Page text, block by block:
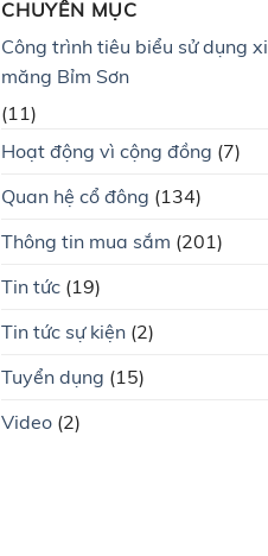
CHUYÊN MỤC
Công trình tiêu biểu sử dụng xi
măng Bỉm Sơn
(11)
Hoạt động vì cộng đồng (7)
Quan hệ cổ đông (134)
Thông tin mua sắm (201)
Tin tức (19)
Tin tức sự kiện (2)
Tuyển dụng (15)
Video (2)